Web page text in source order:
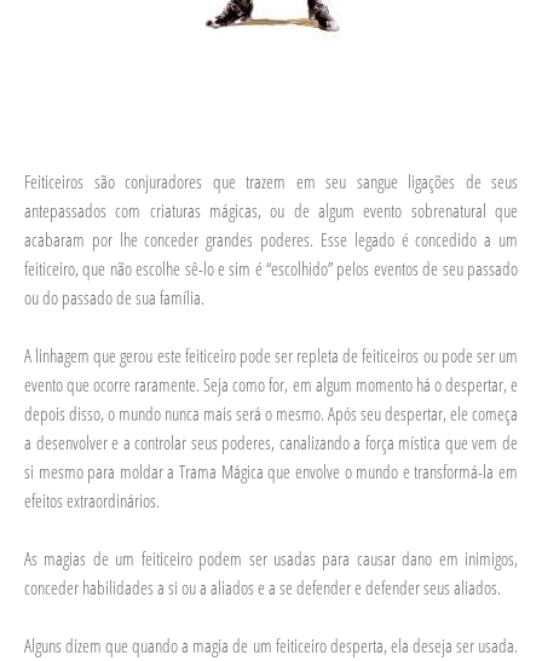
Feiticeiros são conjuradores que trazem em seu sangue ligações de seus
antepassados com criaturas mágicas, ou de algum evento sobrenatural que
acabaram por lhe conceder grandes poderes. Esse legado é concedido a um
feiticeiro, que não escolhe sê-lo e sim é “escolhido” pelos eventos de seu passado
ou do passado de sua família.
A linhagem que gerou este feiticeiro pode ser repleta de feiticeiros ou pode ser um
evento que ocorre raramente. Seja como for, em algum momento há o despertar, e
depois disso, o mundo nunca mais será o mesmo. Após seu despertar, ele começa
a desenvolver e a controlar seus poderes, canalizando a força mística que vem de
si mesmo para moldar a Trama Mágica que envolve o mundo e transformá-la em
efeitos extraordinários.
As magias de um feiticeiro podem ser usadas para causar dano em inimigos,
conceder habilidades a si ou a aliados e a se defender e defender seus aliados.
Alguns dizem que quando a magia de um feiticeiro desperta, ela deseja ser usada.